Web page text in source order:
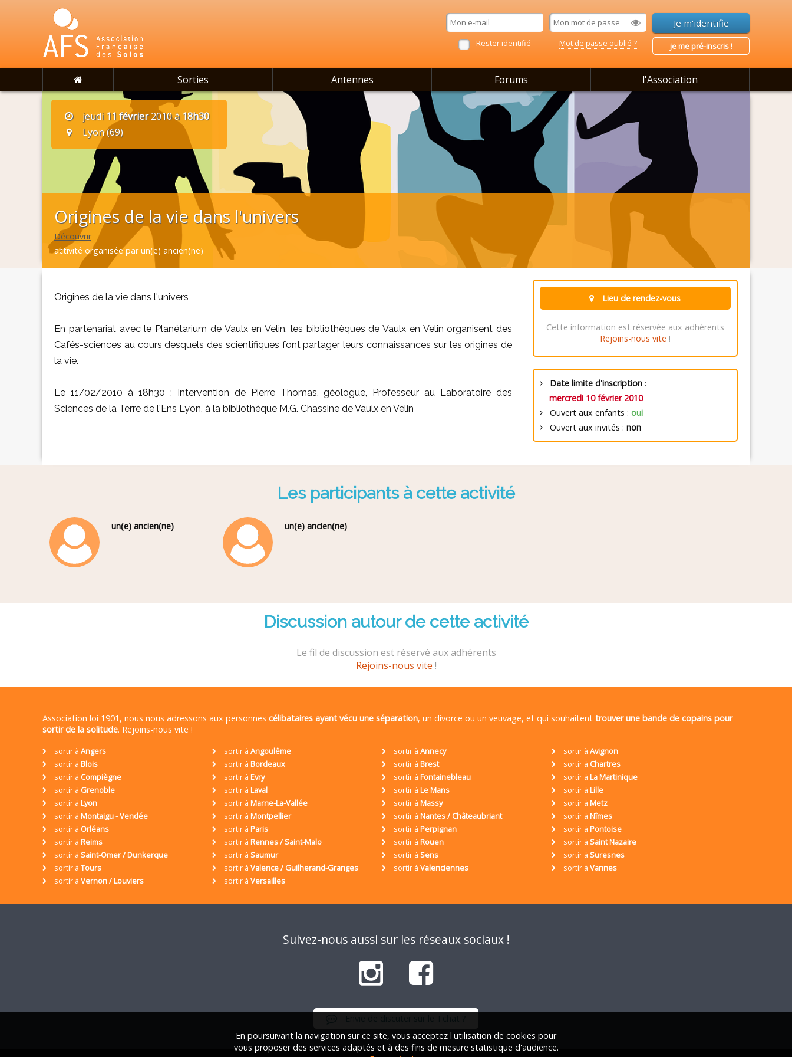
Rester identifié Mot de passe oublié ? je me pré-inscris !
Sorties Antennes Forums l'Association
jeudi 11 février2010 à 18h30
Lyon (69)
Origines de la vie dans l'univers
Découvrir
activité organisée par un(e) ancien(ne)
Origines de la vie dans l'univers
En partenariat avec le Planétarium de Vaulx en Velin, les bibliothèques de Vaulx en Velin organisent des
Cafés-sciences au cours desquels des scientifiques font partager leurs connaissances sur les origines de
la vie.
Le 11/02/2010 à 18h30 : Intervention de Pierre Thomas, géologue, Professeur au Laboratoire des
Sciences de la Terre de l'Ens Lyon, à la bibliothèque M.G. Chassine de Vaulx en Velin
Lieu de rendez-vous
Cette information est réservée aux adhérents
Rejoins-nous vite !
Date limite d'inscription:
mercredi 10 février 2010
Ouvert aux enfants : oui
Ouvert aux invités : non
Les participants à cette activité
un(e) ancien(ne) un(e) ancien(ne)
Discussion autour de cette activité
Le fil de discussion est réservé aux adhérents
Rejoins-nous vite !
Association loi 1901, nous nous adressons aux personnes célibataires ayant vécu une séparation, un divorce ou un veuvage, et qui souhaitent trouver une bande de copains pour
sortir de la solitude. Rejoins-nous vite !
sortir à Angers sortir à Angoulême sortir à Annecy sortir à Avignon
sortir à Blois sortir à Bordeaux sortir à Brest sortir à Chartres
sortir à Compiègne sortir à Evry sortir à Fontainebleau sortir à La Martinique
sortir à Grenoble sortir à Laval sortir à Le Mans sortir à Lille
sortir à Lyon sortir à Marne-La-Vallée sortir à Massy sortir à Metz
sortir à Montaigu - Vendée sortir à Montpellier sortir à Nantes / Châteaubriant sortir à Nîmes
sortir à Orléans sortir à Paris sortir à Perpignan sortir à Pontoise
sortir à Reims sortir à Rennes / Saint-Malo sortir à Rouen sortir à Saint Nazaire
sortir à Saint-Omer / Dunkerque sortir à Saumur sortir à Sens sortir à Suresnes
sortir à Tours sortir à Valence / Guilherand-Granges sortir à Valenciennes sortir à Vannes
sortir à Vernon / Louviers sortir à Versailles
Suivez-nous aussi sur les réseaux sociaux !
En poursuivant la navigation sur ce site, vous acceptez l'utilisation de cookies pour
vous proposer des services adaptés et à des fins de mesure statistique d'audience.